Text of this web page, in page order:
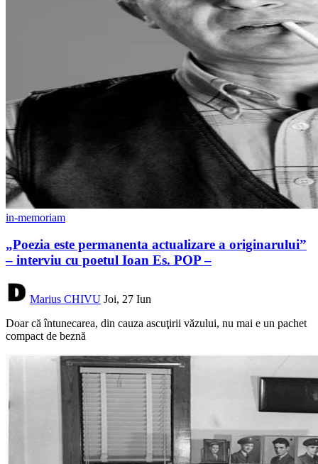
in-memoriam
„Poezia este permanenta actualizare a originarului”
– interviu cu poetul Ioan Es. POP –
Marius CHIVU Joi, 27 Iun
Doar că întunecarea, din cauza ascuţirii văzului, nu mai e un pachet
compact de beznă